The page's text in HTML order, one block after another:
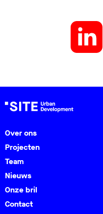
Over ons
Projecten
Team
Nieuws
Onze bril
Contact